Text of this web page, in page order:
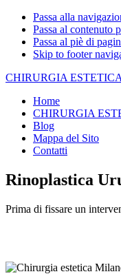
Passa alla
Passa al contenuto
Passa al piè di
Skip to footer
CHIRURGIA
Home
CHIRURGIA
Blog
Mappa del Sito
Contatti
Rinoplastica
Prima di fissare un